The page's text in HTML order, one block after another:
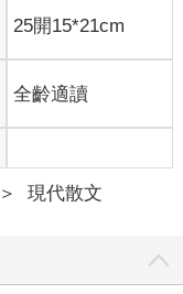
25開15*21cm
全齡適讀
＞ 現代散文